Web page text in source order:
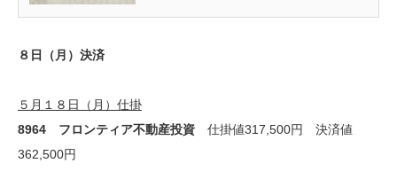
８日（月）決済
５月１８日（月）仕掛
8964 フロンティア不動産投資 仕掛値317,500円 決済値
362,500円